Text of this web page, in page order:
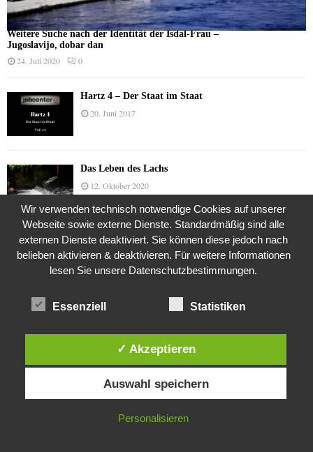
Weitere Suche nach der Identität der Isdal-Frau –
Jugoslavijo, dobar dan
24. Juli 2020 0
Hartz 4 – Der Staat im Staat
20. Juni 2017
Das Leben des Lachs
12. Oktober 2020
Die Geschichte der Kubushäuser
9. Juli 2018
Was ist denn das? -Mars „SOL 735“ Rover Curiosity
Die Straße radikalisiert jeden Tag ein Stückchen
mehr
26. Oktober 2015
Diese Website verwendet Cookies. Durch die weitere Nutzung dieser
Website stimmst du der Verwendung von Cookies zu.
IN ORDNUNG
Wir verwenden technisch notwendige Cookies auf unserer
Webseite sowie externe Dienste. Standardmäßig sind alle
externen Dienste deaktiviert. Sie können diese jedoch nach
belieben aktivieren & deaktivieren. Für weitere Informationen
lesen Sie unsere Datenschutzbestimmungen.
Essenziell Statistiken
✓ Akzeptieren
Auswahl speichern
Personalisieren